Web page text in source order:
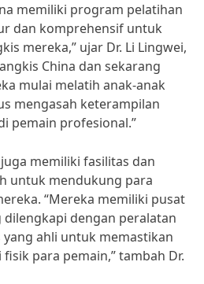
memiliki program pelatihan
dan komprehensif untuk
mereka,” ujar Dr. Li Lingwei,
China dan sekarang
mulai melatih anak-anak
mengasah keterampilan
pemain profesional.”
memiliki fasilitas dan
untuk mendukung para
“Mereka memiliki pusat
dengan peralatan
ahli untuk memastikan
para pemain,” tambah Dr.